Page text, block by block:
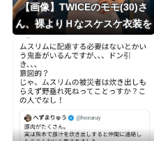
【画像】TWICEのモモ(30)さ
ん、裸よりＨなスケスケ衣装を
着てしまうｗｗｗｗｗｗ